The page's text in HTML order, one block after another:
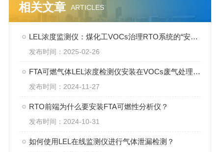
相关文章 ARTICLES
LEL浓度监测仪：煤化工VOCs治理RTO系统的“安全卫士“
发布时间：2025-02-26
FTA可燃气体LEL浓度检测仪安装在VOCs废气处理设备前端的重要作用
发布时间：2024-11-27
RTO前端为什么要安装FTA可燃性分析仪？
发布时间：2024-10-31
如何使用LEL在线监测仪进行气体泄漏检测？